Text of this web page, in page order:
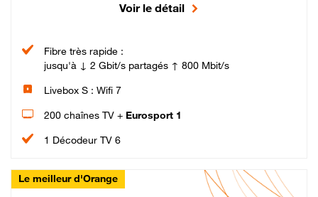
Voir le détail
Fibre très rapide :
jusqu'à ↓ 2 Gbit/s partagés ↑ 800 Mbit/s
Livebox S : Wifi 7
200 chaînes TV + Eurosport 1
1 Décodeur TV 6
Le meilleur d'Orange